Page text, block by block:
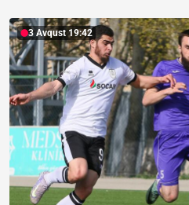
3 Avqust 19:42